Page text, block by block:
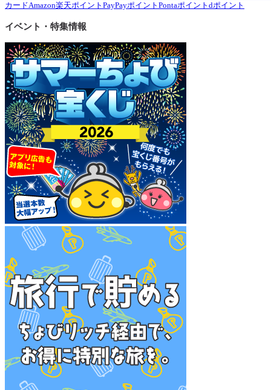
カードAmazon楽天ポイント PayPayポイント Pontaポイント dポイント
イベント・特集情報